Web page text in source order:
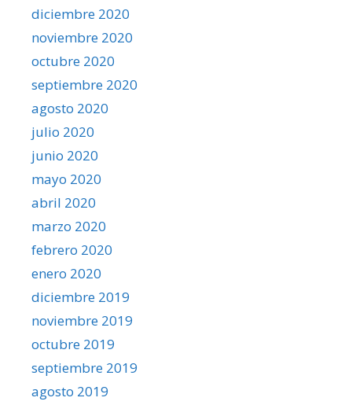
diciembre 2020
noviembre 2020
octubre 2020
septiembre 2020
agosto 2020
julio 2020
junio 2020
mayo 2020
abril 2020
marzo 2020
febrero 2020
enero 2020
diciembre 2019
noviembre 2019
octubre 2019
septiembre 2019
agosto 2019